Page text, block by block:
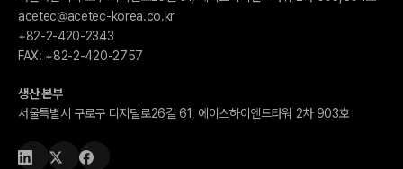
acetec@acetec-korea.co.kr
+82-2-420-2343
FAX: +82-2-420-2757
생산 본부
서울특별시 구로구 디지털로26길 61, 에이스하이엔드타워 2차 903호